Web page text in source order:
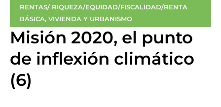
RENTAS/ RIQUEZA/EQUIDAD/FISCALIDAD/RENTA
BÁSICA, VIVIENDA Y URBANISMO
Misión 2020, el punto
de inflexión climático
(6)